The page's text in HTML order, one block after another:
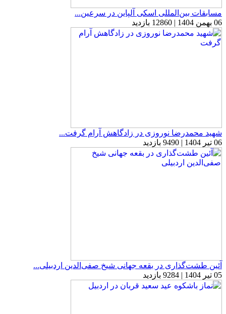
مسابقات بین‌المللی اسکی آلپاین در سرعین...
06 بهمن 1404 | 12860 بازدید
شهید محمدرضا نوروزی در زادگاهش آرام گرفت...
06 تیر 1404 | 9490 بازدید
آئین طشت‌گذاری در بقعه جهانی شیخ صفی‌الدین اردبیلی...
05 تیر 1404 | 9284 بازدید